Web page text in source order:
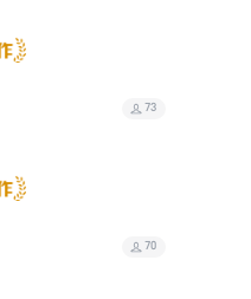
进行一生学术工作的总结，提
并出版有《行行重行行》、
》等著作，被誉为中国社会学
73
70